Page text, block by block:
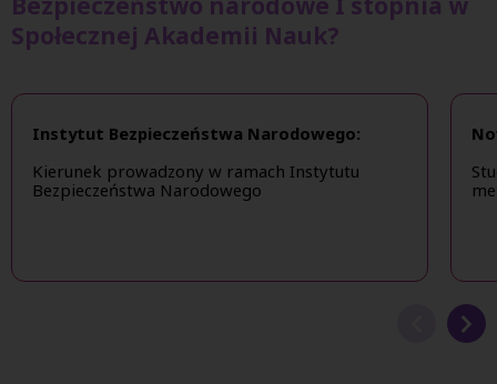
Społecznej Akademii Nauk?
Instytut Bezpieczeństwa Narodowego:
Kierunek prowadzony w ramach Instytutu
Bezpieczeństwa Narodowego